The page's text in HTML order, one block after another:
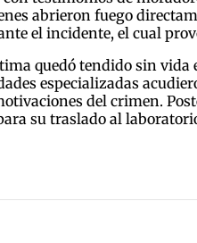
abrieron fuego
el incidente, el cual
quedó tendido sin
especializadas
del crimen.
su traslado al